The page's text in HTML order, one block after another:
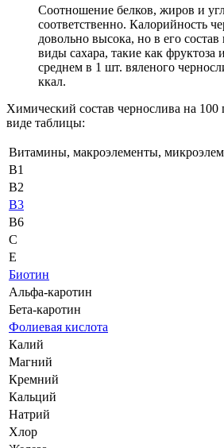
Соотношение белков, жиров и
соответственно. Калорийность
довольно высока, но в его состав
виды сахара, такие как фруктоза
среднем в 1 шт. вяленого
ккал.
Химический состав чернослива на 100
виде таблицы:
Витамины, макроэлементы,
В1
В2
В3
В6
С
Е
Биотин
Альфа-каротин
Бета-каротин
Фолиевая кислота
Калий
Магний
Кремний
Кальций
Натрий
Хлор